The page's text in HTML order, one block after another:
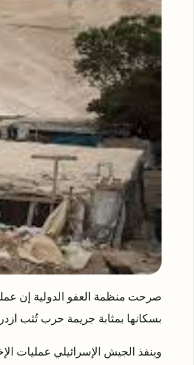
صرحت منظمة العفو الدولية إن
بسكانها بمثابة جريمة حرب تُثب